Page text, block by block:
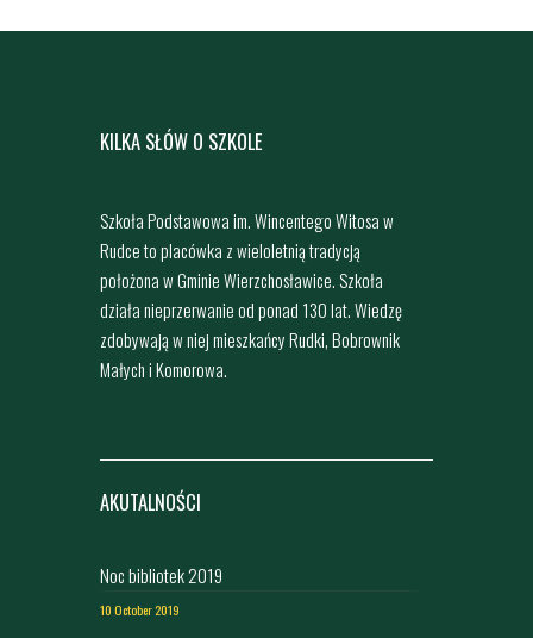
KILKA SŁÓW O SZKOLE
Szkoła Podstawowa im. Wincentego Witosa w
Rudce to placówka z wieloletnią tradycją
położona w Gminie Wierzchosławice. Szkoła
działa nieprzerwanie od ponad 130 lat. Wiedzę
zdobywają w niej mieszkańcy Rudki, Bobrownik
Małych i Komorowa.
AKUTALNOŚCI
Noc bibliotek 2019
10 October 2019